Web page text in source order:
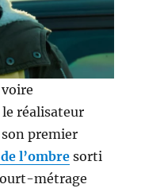
réalisateur
premier
l’ombre sorti
métrage